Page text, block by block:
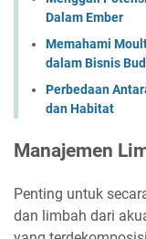
Dalam Ember
Memahami
dalam Bisnis
Perbedaan
dan Habitat
Manajemen
Penting untuk
dan limbah dari